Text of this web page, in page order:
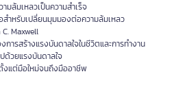
มล้มเหลวเป็นความสำเร็จ
สำหรับเปลี่ยนมุมมองต่อความล้มเหลว
Maxwell
ารสร้างแรงบันดาลใจในชีวิตและการทำงาน
ปด้วยแรงบันดาลใจ
งแต่มือใหม่จนถึงมืออาชีพ